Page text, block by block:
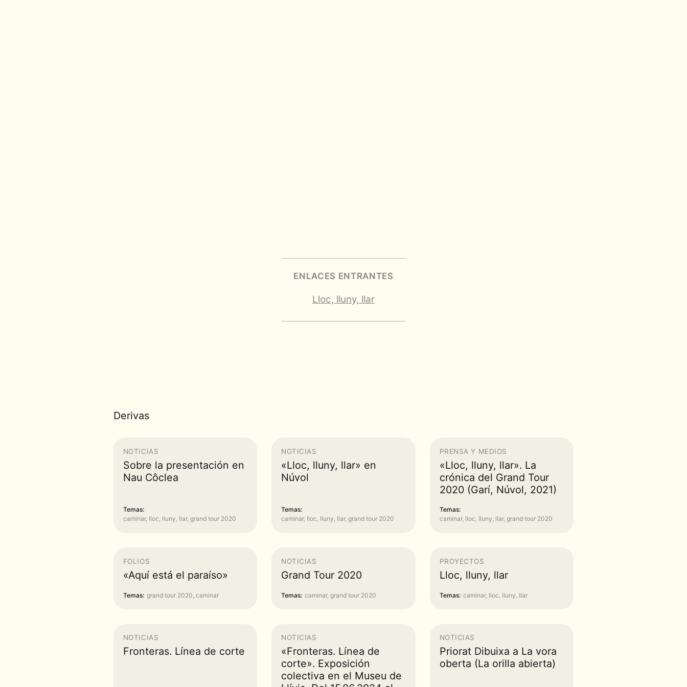
ENLACES ENTRANTES
Lloc, lluny, llar
Derivas
NOTICIAS
Sobre la presentación en
Nau Côclea
Temas:
caminar, lloc, lluny, llar, grand tour 2020
NOTICIAS
«Lloc, lluny, llar» en
Núvol
Temas:
caminar, lloc, lluny, llar, grand tour 2020
PRENSA Y MEDIOS
«Lloc, lluny, llar». La
crónica del Grand Tour
2020 (Garí, Núvol, 2021)
Temas:
caminar, lloc, lluny, llar, grand tour 2020
FOLIOS
«Aquí está el paraíso»
Temas: grand tour 2020, caminar
NOTICIAS
Grand Tour 2020
Temas: caminar, grand tour 2020
PROYECTOS
Lloc, lluny, llar
Temas: caminar, lloc, lluny, llar
NOTICIAS
Fronteras. Línea de corte
NOTICIAS
«Fronteras. Línea de
corte». Exposición
colectiva en el Museu de
NOTICIAS
Priorat Dibuixa a La vora
oberta (La orilla abierta)